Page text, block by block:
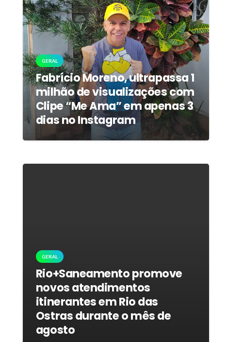
GERAL
Fabrício Moreno, ultrapassa 1
milhão de visualizações com
Clipe “Me Ama” em apenas 3
dias no Instagram
GERAL
Rio+Saneamento promove
novos atendimentos
itinerantes em Rio das
Ostras durante o mês de
agosto